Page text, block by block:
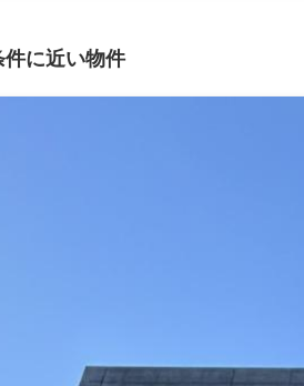
に近い物件